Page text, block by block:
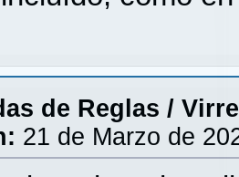
de Reglas /
21 de Marzo de